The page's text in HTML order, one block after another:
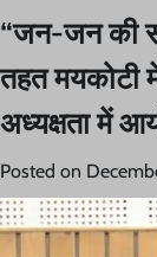
“जन-जन की
तहत मयकोटी
अध्यक्षता में
Posted on